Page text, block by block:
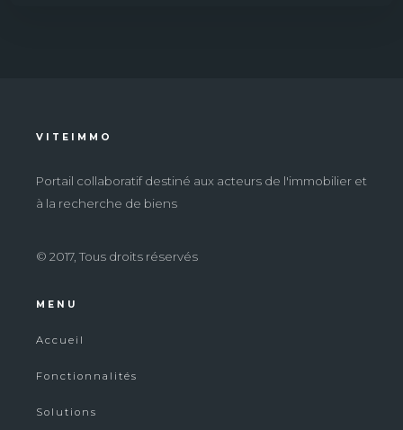
VITEIMMO
Portail collaboratif destiné aux acteurs de l'immobilier et
à la recherche de biens
© 2017, Tous droits réservés
MENU
Accueil
Fonctionnalités
Solutions